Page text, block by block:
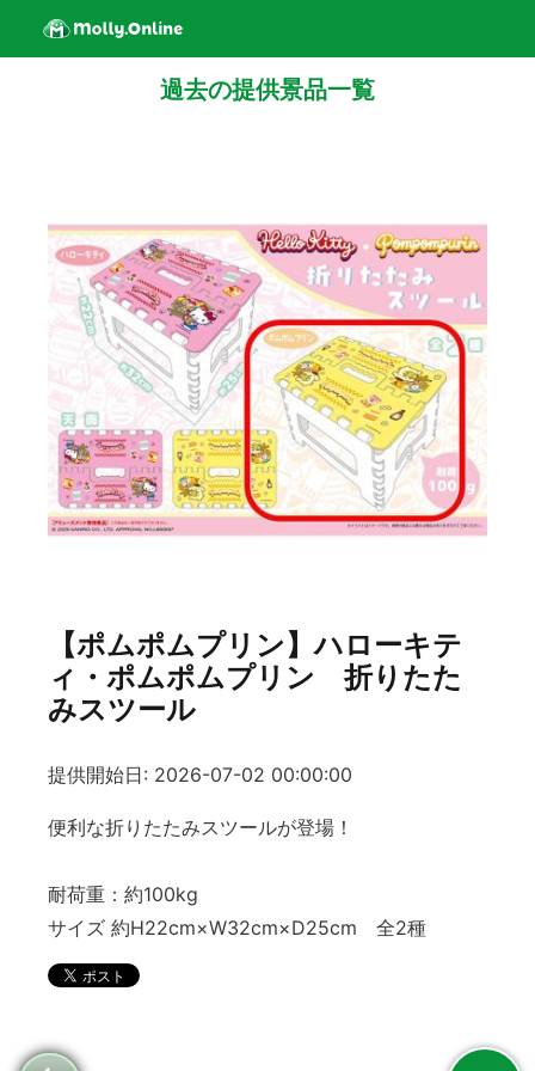
過去の提供景品一覧
【ポムポムプリン】ハローキテ
ィ・ポムポムプリン 折りたた
みスツール
提供開始日: 2026-07-02 00:00:00
便利な折りたたみスツールが登場！
耐荷重：約100kg
サイズ 約H22cm×W32cm×D25cm 全2種